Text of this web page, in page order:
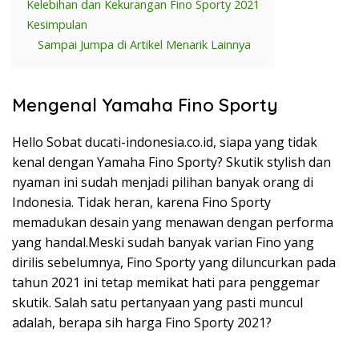
Kelebihan dan Kekurangan Fino Sporty 2021
Kesimpulan
Sampai Jumpa di Artikel Menarik Lainnya
Mengenal Yamaha Fino Sporty
Hello Sobat ducati-indonesia.co.id, siapa yang tidak
kenal dengan Yamaha Fino Sporty? Skutik stylish dan
nyaman ini sudah menjadi pilihan banyak orang di
Indonesia. Tidak heran, karena Fino Sporty
memadukan desain yang menawan dengan performa
yang handal.Meski sudah banyak varian Fino yang
dirilis sebelumnya, Fino Sporty yang diluncurkan pada
tahun 2021 ini tetap memikat hati para penggemar
skutik. Salah satu pertanyaan yang pasti muncul
adalah, berapa sih harga Fino Sporty 2021?